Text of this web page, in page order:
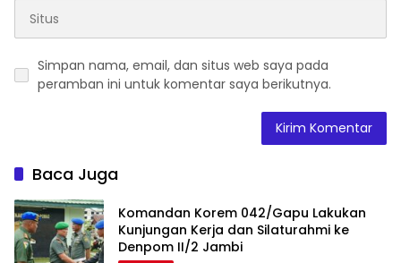
Simpan nama, email, dan situs web saya pada
peramban ini untuk komentar saya berikutnya.
Baca Juga
Komandan Korem 042/Gapu Lakukan
Kunjungan Kerja dan Silaturahmi ke
Denpom II/2 Jambi